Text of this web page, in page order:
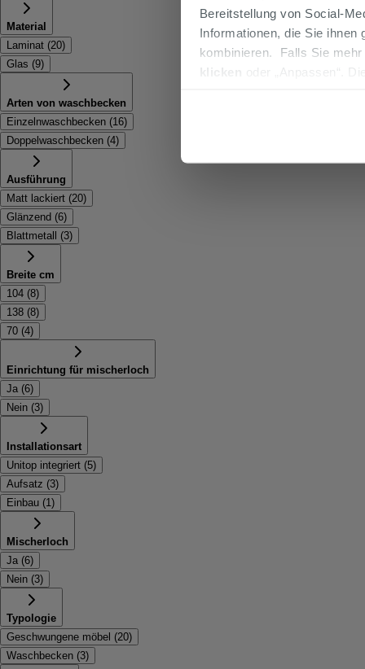
Bereitstellung von Social-
Informationen, die Sie ihnen
kombinieren. Falls Sie
klicken
oder „Anpassen“.
Material
Laminat (20)
Glas (9)
Arten von waschbecken
Einzelnwaschbecken (16)
Doppelwaschbecken (4)
Ausführung
Matt lackiert (20)
Glänzend (6)
Blattmetall
(3)
Breite cm
104 (8)
138 (8)
70 (4)
Einrichtung für mischerloch
Ja (6)
Nein (3)
Installationsart
Unitop integriert (5)
Aufsatz (3)
Einbau (1 )
Mischerloch
Ja (6)
Nein (3)
Typologie
Geschwungene möbel (20)
Waschbecken (3)